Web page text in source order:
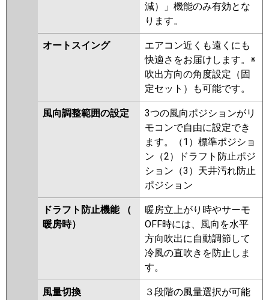
減）」機能のみ有効とな
ります。
オートスイング
エアコン近くも遠くにも
快適さをお届けします。※
吹出方向の角度設定（固
定セット）も可能です。
風向調整範囲の設定
3つの風向ポジションがリ
モコンで自由に設定でき
ます。（1）標準ポジショ
ン（2）ドラフト防止ポジ
ション（3）天井汚れ防止
ポジション
ドラフト防止機能 （
暖房時）
暖房立上がり時やサーモ
OFF時には、風向を水平
方向吹出に自動調節して
冷風の直吹きを防止しま
す。
風量切換
３段階の風量選択が可能